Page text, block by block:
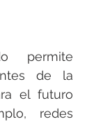
permite
de la
el futuro
redes